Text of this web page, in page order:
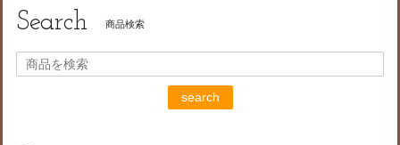
Search 商品検索
search